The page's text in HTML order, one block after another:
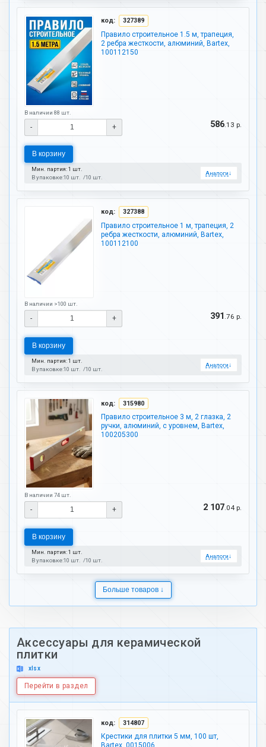
код: 327389
Правило строительное 1.5 м, трапеция,
2 ребра жесткости, алюминий, Bartex,
100112150
В наличии 88 шт.
- + 586.13 р.
В корзину
Мин. партия: 1 шт.
В упаковке:10 шт. 10 шт.
Аналоги↓
код: 327388
Правило строительное 1 м, трапеция, 2
ребра жесткости, алюминий, Bartex,
100112100
В наличии >100 шт.
- + 391 .76 р.
В корзину
Мин. партия: 1 шт.
В упаковке:10 шт. 10 шт.
Аналоги↓
код: 315980
Правило строительное 3 м, 2 глазка, 2
ручки, алюминий, с уровнем, Bartex,
100205300
В наличии 74 шт.
- + 2 107 .04 р.
В корзину
Мин. партия: 1 шт.
В упаковке:10 шт. 10 шт.
Аналоги↓
Больше товаров ↓
Аксессуары для керамической
плитки
xlsx
Перейти в раздел
код: 314807
Крестики для плитки 5 мм, 100 шт,